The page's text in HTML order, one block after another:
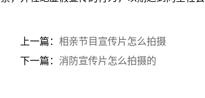
上一篇： 相亲节目宣传片怎么拍摄
下一篇： 消防宣传片怎么拍摄的